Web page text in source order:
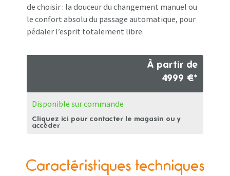
de choisir : la douceur du changement manuel ou
le confort absolu du passage automatique, pour
pédaler l’esprit totalement libre.
À partir de
4999 €*
Disponible sur commande
Cliquez ici pour contacter le magasin ou y
accéder
Caractéristiques techniques